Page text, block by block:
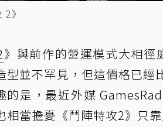
》
》與前作的營運模式大相徑
型並不罕見，但這價格已
的是，最近外媒
相當擔憂《鬥陣特攻2》只